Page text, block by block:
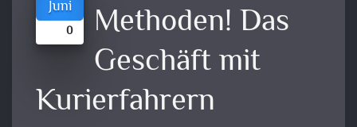
Juni
0
Methoden! Das
Geschäft mit
Kurierfahrern